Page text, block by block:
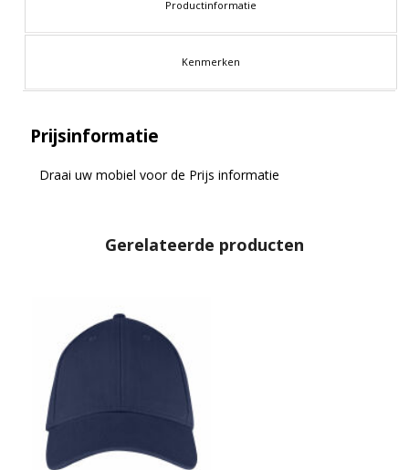
Productinformatie
Kenmerken
Prijsinformatie
Draai uw mobiel voor de Prijs informatie
Gerelateerde producten